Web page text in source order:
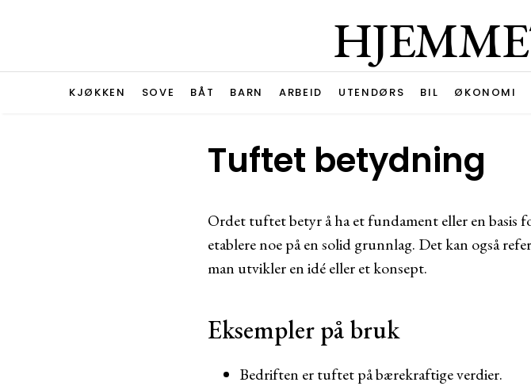
KJØKKEN SOVE BÅT BARN ARBEID UTENDØRS BIL ØKONOMI
Tuftet betydning
Ordet tuftet betyr å ha et fundament eller en basis
etablere noe på en solid grunnlag. Det kan også
man utvikler en idé eller et konsept.
Eksempler på bruk
Bedriften er tuftet på bærekraftige verdier.